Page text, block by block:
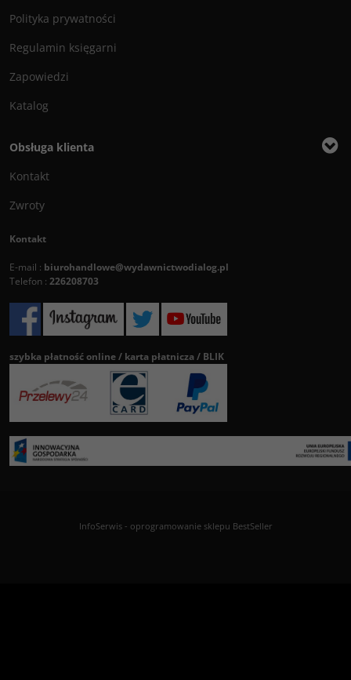
Polityka prywatności
Regulamin księgarni
Zapowiedzi
Katalog
Obsługa klienta
Kontakt
Zwroty
Kontakt
E-mail : biurohandlowe@wydawnictwodialog.pl
Telefon : 226208703
szybka płatność online / karta płatnicza / BLIK
InfoSerwis- oprogramowanie sklepu BestSeller